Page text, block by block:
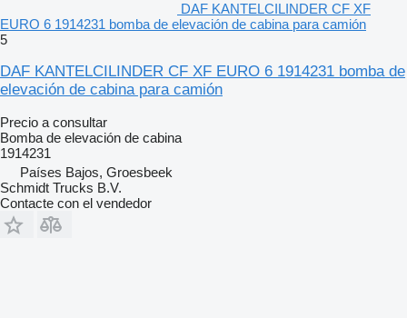
DAF KANTELCILINDER CF XF
EURO 6 1914231 bomba de elevación de cabina para camión
5
DAF KANTELCILINDER CF XF EURO 6 1914231 bomba de
elevación de cabina para camión
Precio a consultar
Bomba de elevación de cabina
1914231
Países Bajos, Groesbeek
Schmidt Trucks B.V.
Contacte con el vendedor